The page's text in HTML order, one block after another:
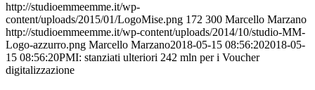
http://studioemmeemme.it/wp-
content/uploads/2015/01/LogoMise.png 172 300 Marcello Marzano
http://studioemmeemme.it/wp-content/uploads/2014/10/studio-MM-
Logo-azzurro.png Marcello Marzano2018-05-15 08:56:202018-05-
15 08:56:20PMI: stanziati ulteriori 242 mln per i Voucher
digitalizzazione